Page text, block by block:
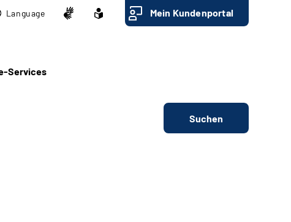
Language Mein Kundenportal
Services
Suchen